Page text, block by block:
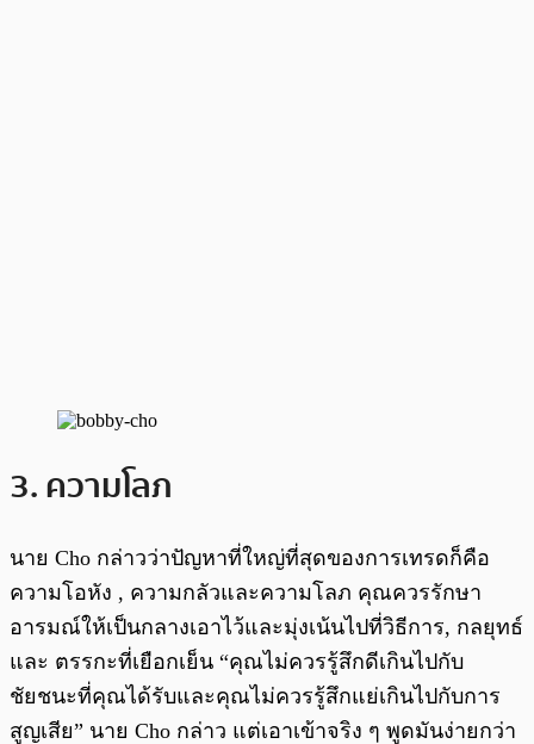
3. ความโลภ
นาย Cho กล่าวว่าปัญหาที่ใหญ่ที่สุดของการเทรดก็คือ
ความโอหัง , ความกลัวและความโลภ คุณควรรักษา
อารมณ์ให้เป็นกลางเอาไว้และมุ่งเน้นไปที่วิธีการ, กลยุทธ์
และ ตรรกะที่เยือกเย็น “คุณไม่ควรรู้สึกดีเกินไปกับ
ชัยชนะที่คุณได้รับและคุณไม่ควรรู้สึกแย่เกินไปกับการ
สูญเสีย” นาย Cho กล่าว แต่เอาเข้าจริง ๆ พูดมันง่ายกว่า